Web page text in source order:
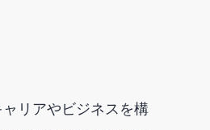
リアやビジネスを構